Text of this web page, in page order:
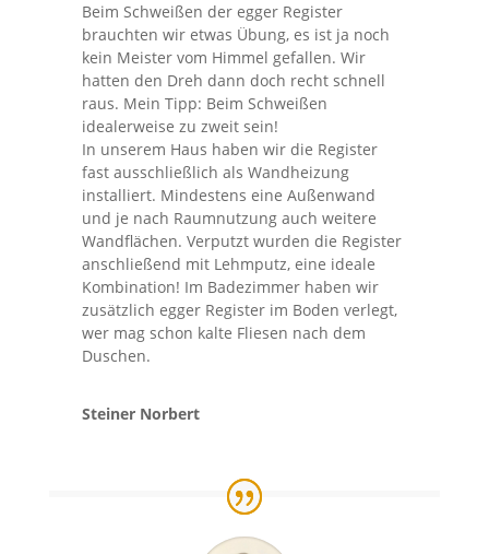
Beim Schweißen der egger Register
brauchten wir etwas Übung, es ist ja noch
kein Meister vom Himmel gefallen. Wir
hatten den Dreh dann doch recht schnell
raus. Mein Tipp: Beim Schweißen
idealerweise zu zweit sein!
In unserem Haus haben wir die Register
fast ausschließlich als Wandheizung
installiert. Mindestens eine Außenwand
und je nach Raumnutzung auch weitere
Wandflächen. Verputzt wurden die Register
anschließend mit Lehmputz, eine ideale
Kombination! Im Badezimmer haben wir
zusätzlich egger Register im Boden verlegt,
wer mag schon kalte Fliesen nach dem
Duschen.
Steiner Norbert